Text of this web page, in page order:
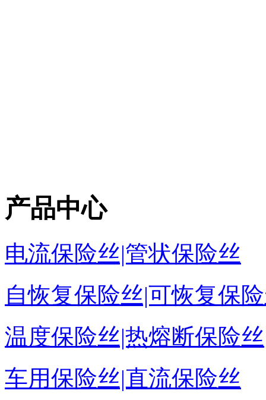
产品中心
电流保险丝|管状保险丝
自恢复保险丝|可恢复保
温度保险丝|热熔断保险丝
车用保险丝|直流保险丝